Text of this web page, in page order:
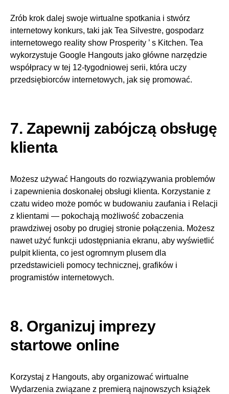
Zrób krok dalej swoje wirtualne spotkania i stwórz
internetowy konkurs, taki jak Tea Silvestre, gospodarz
internetowego reality show Prosperity ’ s Kitchen. Tea
wykorzystuje Google Hangouts jako główne narzędzie
współpracy w tej 12-tygodniowej serii, która uczy
przedsiębiorców internetowych, jak się promować.
7. Zapewnij zabójczą obsługę
klienta
Możesz używać Hangouts do rozwiązywania problemów
i zapewnienia doskonałej obsługi klienta. Korzystanie z
czatu wideo może pomóc w budowaniu zaufania i Relacji
z klientami — pokochają możliwość zobaczenia
prawdziwej osoby po drugiej stronie połączenia. Możesz
nawet użyć funkcji udostępniania ekranu, aby wyświetlić
pulpit klienta, co jest ogromnym plusem dla
przedstawicieli pomocy technicznej, grafików i
programistów internetowych.
8. Organizuj imprezy
startowe online
Korzystaj z Hangouts, aby organizować wirtualne
Wydarzenia związane z premierą najnowszych książek